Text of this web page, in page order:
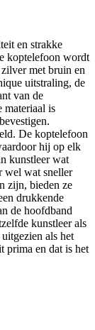
en strakke
koptelefoon wordt
met bruin en
uitstraling, de
van de
materiaal is
De koptelefoon
hij op elk
kunstleer wat
wel wat sneller
zijn, bieden ze
drukkende
de hoofdband
kunstleer als
als het
prima en dat is het